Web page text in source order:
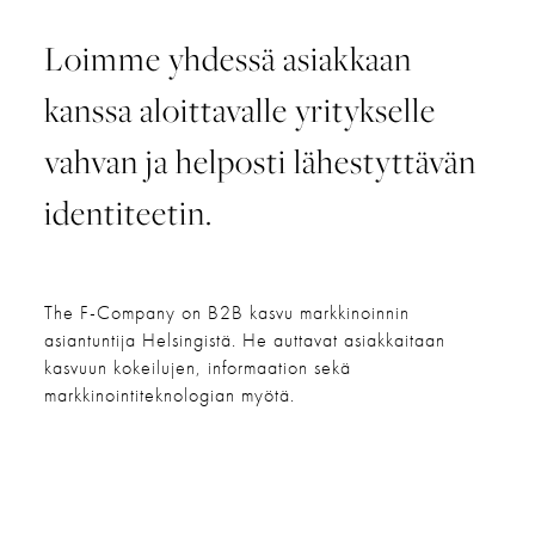
Loimme yhdessä asiakkaan
kanssa aloittavalle yritykselle
vahvan ja helposti lähestyttävän
identiteetin.
The F-Company on B2B kasvu markkinoinnin
asiantuntija Helsingistä. He auttavat asiakkaitaan
kasvuun kokeilujen, informaation sekä
markkinointiteknologian myötä.